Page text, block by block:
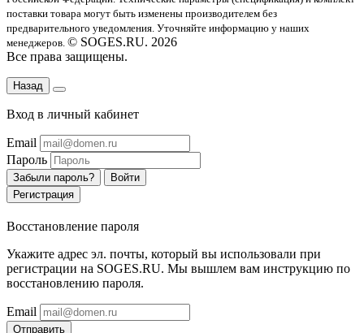
поставки товара могут быть изменены производителем без
предварительного уведомления. Уточняйте информацию у наших
менеджеров. © SOGES.RU. 2026
Все права защищены.
Назад
Вход в личный кабинет
Email
Пароль
Забыли пароль?
Войти
Регистрация
Восстановление пароля
Укажите адрес эл. почты, который вы использовали при
регистрации на SOGES.RU. Мы вышлем вам инструкцию по
восстановлению пароля.
Email
Отправить